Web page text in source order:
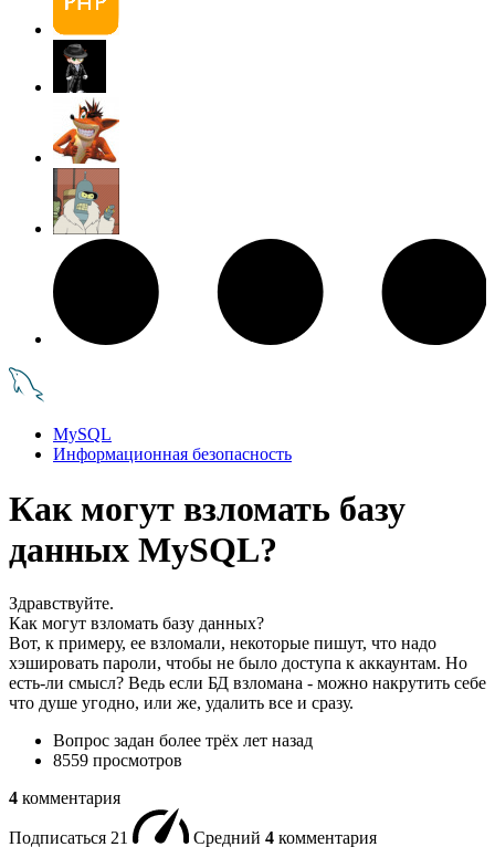
MySQL
Информационная безопасность
Как могут взломать базу
данных MySQL?
Здравствуйте.
Как могут взломать базу данных?
Вот, к примеру, ее взломали, некоторые пишут, что надо
хэшировать пароли, чтобы не было доступа к аккаунтам. Но
есть-ли смысл? Ведь если БД взломана - можно накрутить себе
что душе угодно, или же, удалить все и сразу.
Вопрос задан более трёх лет назад
8559 просмотров
4 комментария
Подписаться 21 Средний 4 комментария